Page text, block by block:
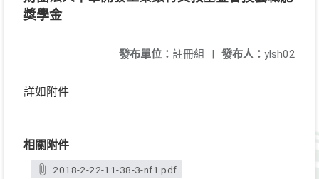
獎學金
發布人： ylsh02
發布單位： 註冊組 |
詳如附件
相關附件
2018-2-22-11-38-3-nf1.pdf